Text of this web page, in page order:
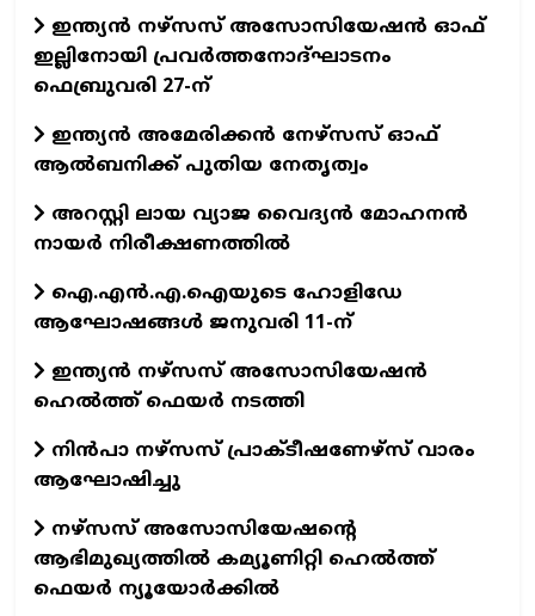
ഇന്ത്യന്‍ നഴ്‌സസ് അസോസിയേഷന്‍ ഓഫ്
ഇല്ലിനോയി പ്രവര്‍ത്തനോദ്ഘാടനം
ഫെബ്രുവരി 27-ന്
ഇന്ത്യന്‍ അമേരിക്കന്‍ നേഴ്‌സസ് ഓഫ്
ആല്‍ബനിക്ക് പുതിയ നേതൃത്വം
അറസ്റ്റി ലായ വ്യാജ വൈദ്യൻ മോഹനൻ
നായർ നിരീക്ഷണത്തിൽ
ഐ.എന്‍.എ.ഐയുടെ ഹോളിഡേ
ആഘോഷങ്ങള്‍ ജനുവരി 11-ന്
ഇന്ത്യന്‍ നഴ്‌സസ് അസോസിയേഷന്‍
ഹെല്‍ത്ത് ഫെയര്‍ നടത്തി
നിന്‍പാ നഴ്‌സസ് പ്രാക്ടീഷണേഴ്‌സ് വാരം
ആഘോഷിച്ചു
നഴ്‌സസ് അസോസിയേഷന്റെ
ആഭിമുഖ്യത്തില്‍ കമ്യൂണിറ്റി ഹെല്‍ത്ത്
ഫെയര്‍ ന്യൂയോര്‍ക്കില്‍